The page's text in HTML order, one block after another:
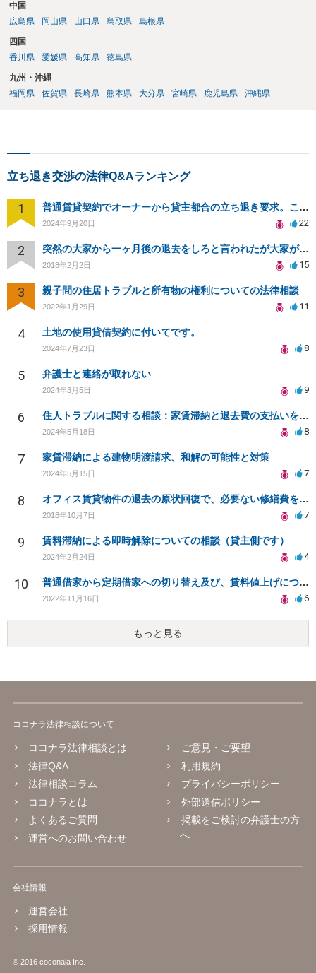
中国
広島県
岡山県 山口県 鳥取県 島根県
四国
香川県
愛媛県 高知県 徳島県
九州・沖縄
福岡県
佐賀県 長崎県 熊本県 大分県 宮崎県 鹿児島県 沖縄県
立ち退き交渉の法律Q&Aランキング
1 普通賃貸契約でオーナーから貸主都合の立ち退き要求。このまま住み続けるには？
2024年9月20日 22
2 突然の大家から一ヶ月後の退去をしろと言われたが大家が損害請求に応じない
2018年2月2日 15
3 親子間の住居トラブルと所有物の権利についての法律相談
2022年1月29日 11
4 土地の使用貸借契約に付いてです。
2024年7月23日 8
5 弁護士と連絡が取れない
2024年3月5日 9
6 住人トラブルに関する相談：家賃滞納と退去費の支払いを拒否され、管理鍵の横領も発生
2024年5月18日 8
7 家賃滞納による建物明渡請求、和解の可能性と対策
2024年5月15日 7
8 オフィス賃貸物件の退去の原状回復で、必要ない修繕費を請求されている
2018年10月7日 7
9 賃料滞納による即時解除についての相談（貸主側です）
2024年2月24日 4
10 普通借家から定期借家への切り替え及び、賃料値上げについて
2022年11月16日 6
もっと見る
ココナラ法律相談について
ココナラ法律相談とは
法律Q&A
法律相談コラム
ココナラとは
よくあるご質問
運営へのお問い合わせ
ご意見・ご要望
利用規約
プライバシーポリシー
外部送信ポリシー
掲載をご検討の弁護士の方
へ
会社情報
運営会社
採用情報
© 2016 coconala Inc.